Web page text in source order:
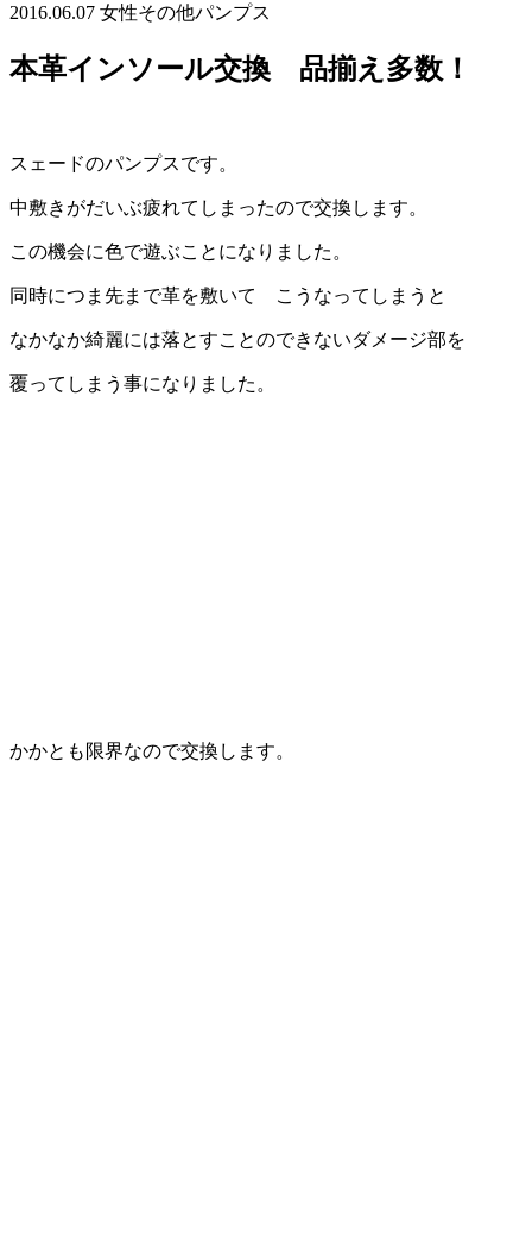
2016.06.07 女性その他パンプス
本革インソール交換 品揃え多数！
スェードのパンプスです。
中敷きがだいぶ疲れてしまったので交換します。
この機会に色で遊ぶことになりました。
同時につま先まで革を敷いて こうなってしまうと
なかなか綺麗には落とすことのできないダメージ部を
覆ってしまう事になりました。
かかとも限界なので交換します。